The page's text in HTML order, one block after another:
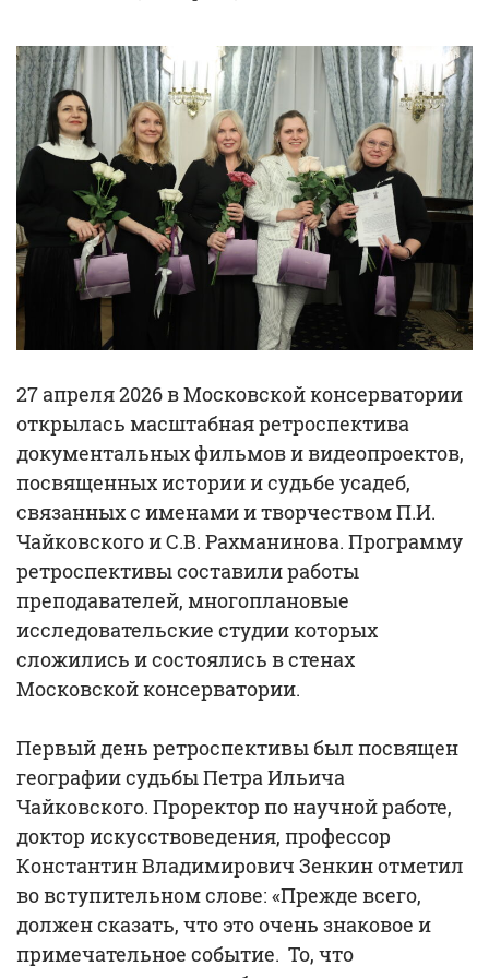
27 апреля 2026 в Московской консерватории
открылась масштабная ретроспектива
документальных фильмов и видеопроектов,
посвященных истории и судьбе усадеб,
связанных с именами и творчеством П.И.
Чайковского и С.В. Рахманинова. Программу
ретроспективы составили работы
преподавателей, многоплановые
исследовательские студии которых
сложились и состоялись в стенах
Московской консерватории.
Первый день ретроспективы был посвящен
географии судьбы Петра Ильича
Чайковского. Проректор по научной работе,
доктор искусствоведения, профессор
Константин Владимирович Зенкин отметил
во вступительном слове: «Прежде всего,
должен сказать, что это очень знаковое и
примечательное событие. То, что